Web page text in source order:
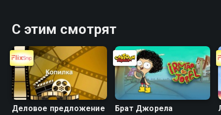
С этим смотрят
Деловое предложение Брат Джорела